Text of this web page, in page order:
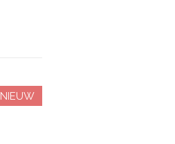
NIEUW